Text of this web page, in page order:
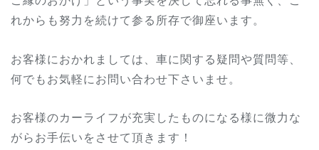
れからも努力を続けて参る所存で御座います。
お客様におかれましては、車に関する疑問や質問等、
何でもお気軽にお問い合わせ下さいませ。
お客様のカーライフが充実したものになる様に微力な
がらお手伝いをさせて頂きます！